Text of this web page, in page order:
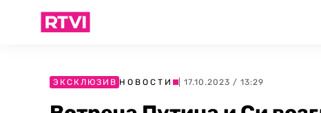
ЭКСКЛЮЗИВ НОВОСТИ | 17.10.2023 / 13:29